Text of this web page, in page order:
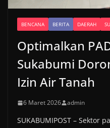
BENCANA BERITA DAERAH
Optimalkan
Sukabumi
Izin Air Tanah
6 Maret 2026 admin
SUKABUMIPOST – Sektor